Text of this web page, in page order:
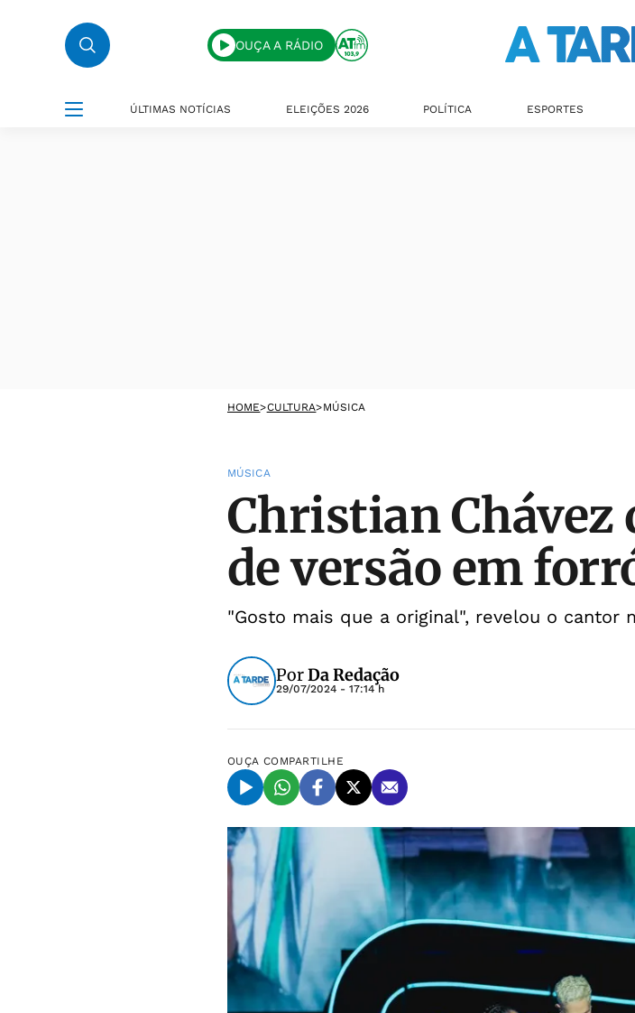
OUÇA A RÁDIO
ÚLTIMAS NOTÍCIAS ELEIÇÕES 2026 POLÍTICA ESPORTES
HOME>CULTURA>MÚSICA
MÚSICA
Christian Chávez
de versão em
"Gosto mais que a original", revelou o cantor
PorDa Redação
29/07/2024 - 17:14 h
OUÇA COMPARTILHE